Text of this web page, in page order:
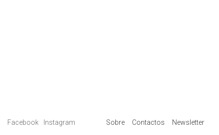
Facebook Instagram Sobre Contactos Newsletter